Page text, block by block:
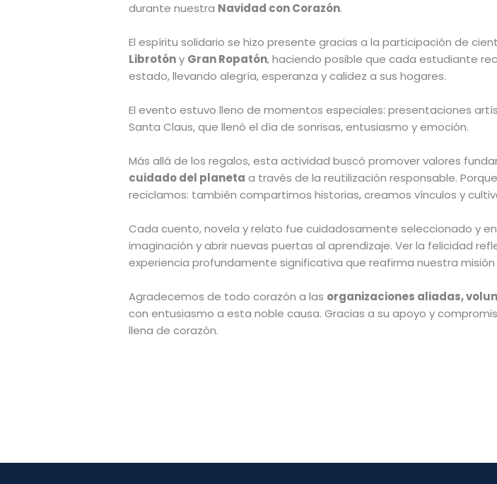
durante nuestra Navidad con Corazón.
El espíritu solidario se hizo presente gracias a la participación de
Librotóny Gran Ropatón, haciendo posible que cada estudiante
estado, llevando alegría, esperanza y calidez a sus hogares.
El evento estuvo lleno de momentos especiales: presentaciones
Santa Claus, que llenó el día de sonrisas, entusiasmo y emoción.
Más allá de los regalos, esta actividad buscó promover valores
cuidado del planeta a través de la reutilización responsable.
reciclamos: también compartimos historias, creamos vínculos y
Cada cuento, novela y relato fue cuidadosamente seleccionado y
imaginación y abrir nuevas puertas al aprendizaje. Ver la felicidad
experiencia profundamente significativa que reafirma nuestra
Agradecemos de todo corazón a las organizaciones aliadas,
con entusiasmo a esta noble causa. Gracias a su apoyo y
llena de corazón.